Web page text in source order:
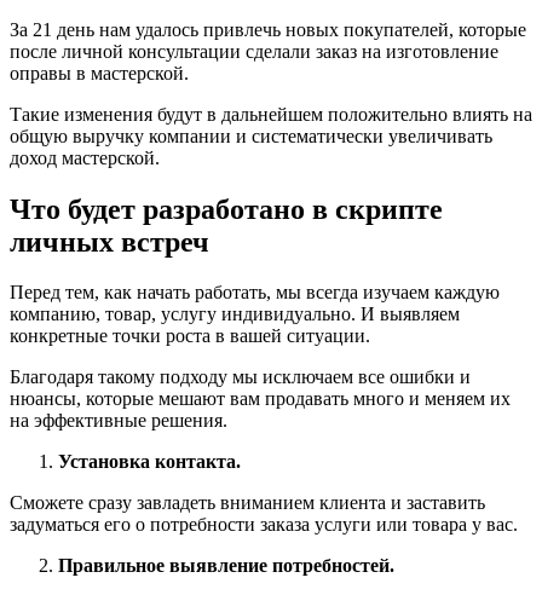
За 21 день нам удалось привлечь новых покупателей, которые
после личной консультации сделали заказ на изготовление
оправы в мастерской.
Такие изменения будут в дальнейшем положительно влиять на
общую выручку компании и систематически увеличивать
доход мастерской.
Что будет разработано в скрипте
личных встреч
Перед тем, как начать работать, мы всегда изучаем каждую
компанию, товар, услугу индивидуально. И выявляем
конкретные точки роста в вашей ситуации.
Благодаря такому подходу мы исключаем все ошибки и
нюансы, которые мешают вам продавать много и меняем их
на эффективные решения.
Установка контакта.
Сможете сразу завладеть вниманием клиента и заставить
задуматься его о потребности заказа услуги или товара у вас.
Правильное выявление потребностей.